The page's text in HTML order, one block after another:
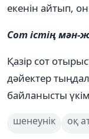
екенін айтып,
Сот істің
Қазір сот
дәйектер
байланысты
шенеунік оқ